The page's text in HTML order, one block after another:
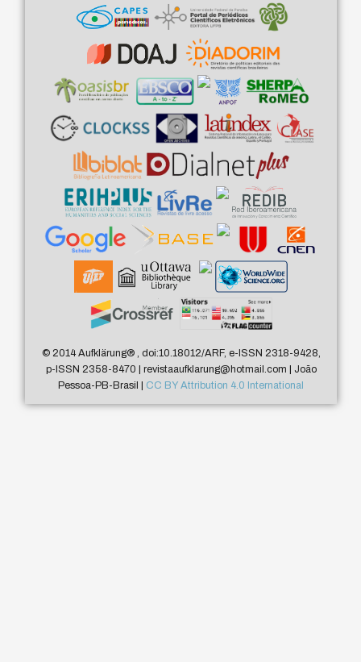
© 2014 Aufklärung®, doi:10.18012/ARF, e-ISSN 2318-9428,
p-ISSN 2358-8470 | revistaaufklarung@hotmail.com | João
Pessoa-PB-Brasil | CC BY Attribution 4.0 International